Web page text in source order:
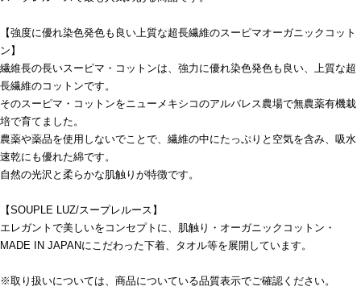
【強度に優れ染色発色も良い上質な超長繊維のスーピマオーガニックコット
ン】
繊維長の長いスーピマ・コットンは、強力に優れ染色発色も良い、上質な超
長繊維のコットンです。
そのスーピマ・コットンをニューメキシコのアルバレス農場で無農薬有機栽
培で育てました。
農薬や薬品を使用しないでことで、繊維の中にたっぷりと空気を含み、吸水
速乾にも優れた綿です。
自然の光沢と柔らかな肌触りが特徴です。
【SOUPLE LUZ/スープレルース】
エレガントで美しいをコンセプトに、肌触り・オーガニックコットン・
MADE IN JAPANにこだわった下着、タオル等を展開しています。
※取り扱いについては、商品についている品質表示でご確認ください。